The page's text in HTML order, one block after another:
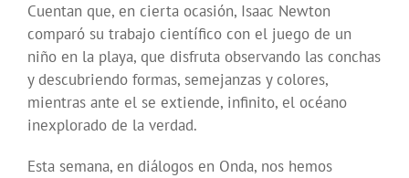
Cuentan que, en cierta ocasión, Isaac Newton
comparó su trabajo científico con el juego de un
niño en la playa, que disfruta observando las conchas
y descubriendo formas, semejanzas y colores,
mientras ante el se extiende, infinito, el océano
inexplorado de la verdad.
Esta semana, en diálogos en Onda, nos hemos